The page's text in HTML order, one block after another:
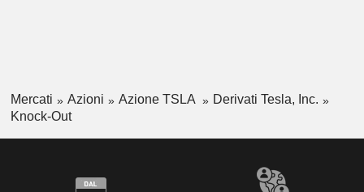
Mercati Azioni Azione TSLA
Derivati Tesla, Inc.
Knock-Out